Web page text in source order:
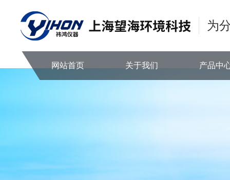
为
网站首页 关于我们 产品中